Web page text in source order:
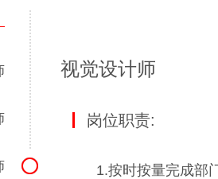
视觉设计师
岗位职责:
1.按时按量完成部